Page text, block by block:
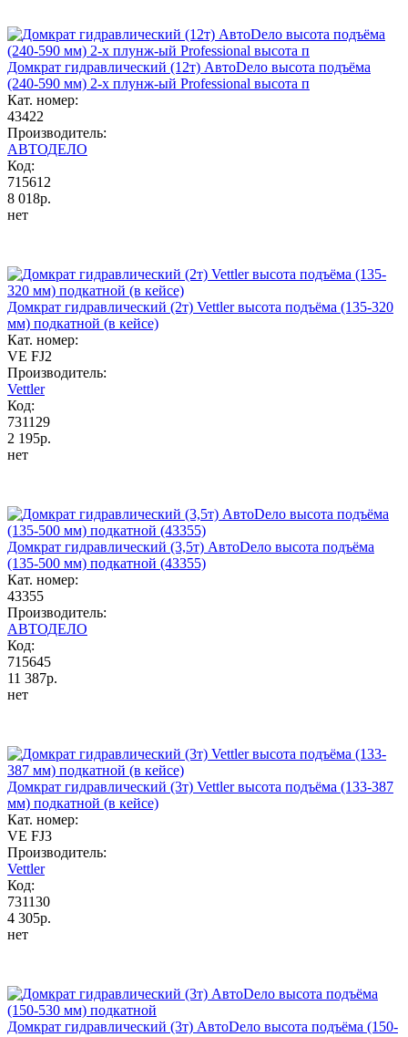
Домкрат гидравлический (12т) АвтоDело высота подъёма
(240-590 мм) 2-х плунж-ый Professional высота п
Кат. номер:
43422
Производитель:
АВТОДЕЛО
Код:
715612
8 018р.
нет
Домкрат гидравлический (2т) Vettler высота подъёма (135-320
мм) подкатной (в кейсе)
Кат. номер:
VE FJ2
Производитель:
Vettler
Код:
731129
2 195р.
нет
Домкрат гидравлический (3,5т) АвтоDело высота подъёма
(135-500 мм) подкатной (43355)
Кат. номер:
43355
Производитель:
АВТОДЕЛО
Код:
715645
11 387р.
нет
Домкрат гидравлический (3т) Vettler высота подъёма (133-387
мм) подкатной (в кейсе)
Кат. номер:
VE FJ3
Производитель:
Vettler
Код:
731130
4 305р.
нет
Домкрат гидравлический (3т) АвтоDело высота подъёма (150-